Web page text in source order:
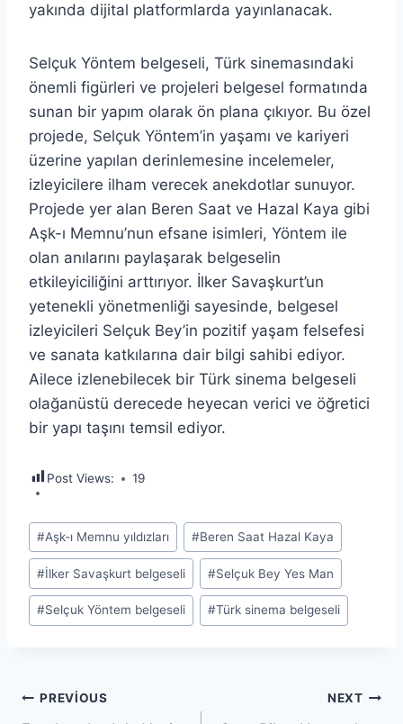
yakında dijital platformlarda yayınlanacak.
Selçuk Yöntem belgeseli, Türk sinemasındaki
önemli figürleri ve projeleri belgesel formatında
sunan bir yapım olarak ön plana çıkıyor. Bu özel
projede, Selçuk Yöntem’in yaşamı ve kariyeri
üzerine yapılan derinlemesine incelemeler,
izleyicilere ilham verecek anekdotlar sunuyor.
Projede yer alan Beren Saat ve Hazal Kaya gibi
Aşk-ı Memnu’nun efsane isimleri, Yöntem ile
olan anılarını paylaşarak belgeselin
etkileyiciliğini arttırıyor. İlker Savaşkurt’un
yetenekli yönetmenliği sayesinde, belgesel
izleyicileri Selçuk Bey’in pozitif yaşam felsefesi
ve sanata katkılarına dair bilgi sahibi ediyor.
Ailece izlenebilecek bir Türk sinema belgeseli
olağanüstü derecede heyecan verici ve öğretici
bir yapı taşını temsil ediyor.
Post Views: 19
Post
Tags:
#Aşk-ı Memnu yıldızları #Beren Saat Hazal Kaya
#İlker Savaşkurt belgeseli #Selçuk Bey Yes Man
#Selçuk Yöntem belgeseli #Türk sinema belgeseli
Yazı
PREVIOUS NEXT